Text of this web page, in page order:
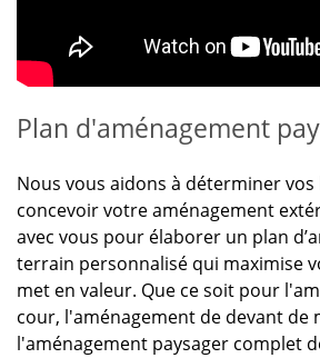
Plan d'aménagement
Nous vous aidons à déterminer vos
concevoir votre aménagement
avec vous pour élaborer un plan
terrain personnalisé qui maximise
met en valeur. Que ce soit pour
cour, l'aménagement de devant de
l'aménagement paysager complet